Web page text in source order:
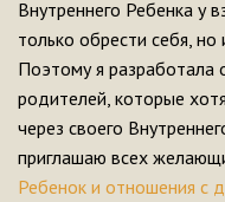
Внутреннего Ребенка у
только обрести себя,
Поэтому я разработала
родителей, которые
через своего
приглашаю всех
Ребенок и отношения с